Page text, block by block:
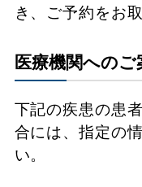
き、ご予約をお
医療機関へのご
下記の疾患の患
合には、指定の
い。